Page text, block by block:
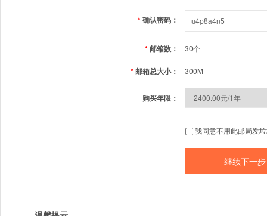
*确认密码：
*邮箱数： 30个
*邮箱总大小： 300M
购买年限：
我同意不用此邮局发